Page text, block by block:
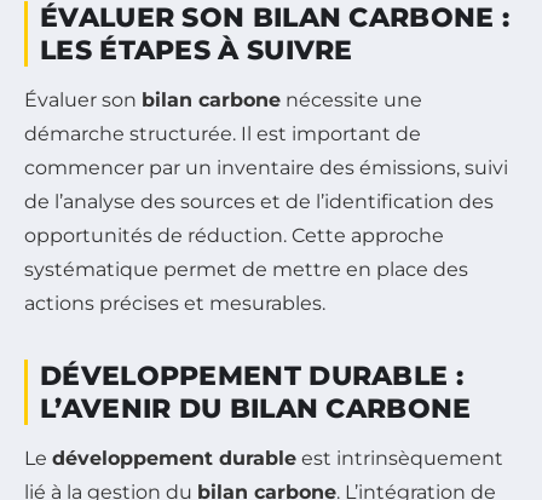
ÉVALUER SON BILAN CARBONE :
LES ÉTAPES À SUIVRE
Évaluer son bilan carbone nécessite une
démarche structurée. Il est important de
commencer par un inventaire des émissions, suivi
de l’analyse des sources et de l’identification des
opportunités de réduction. Cette approche
systématique permet de mettre en place des
actions précises et mesurables.
DÉVELOPPEMENT DURABLE :
L’AVENIR DU BILAN CARBONE
Le développement durable est intrinsèquement
lié à la gestion du bilan carbone. L’intégration de